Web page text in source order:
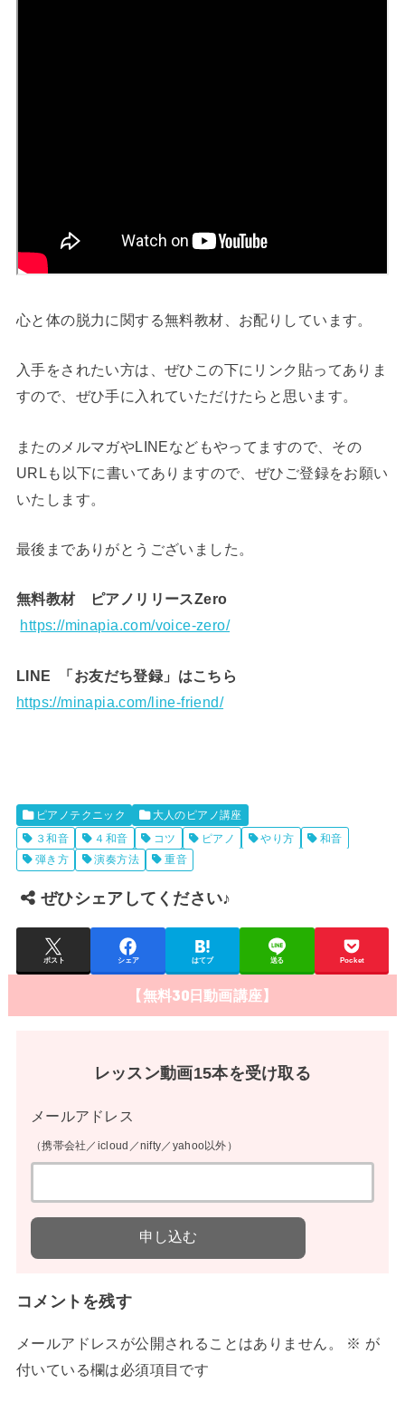
心と体の脱力に関する無料教材、お配りしています。
入手をされたい方は、ぜひこの下にリンク貼ってありま
すので、ぜひ手に入れていただけたらと思います。
またのメルマガやLINEなどもやってますので、その
URLも以下に書いてありますので、ぜひご登録をお願い
いたします。
最後までありがとうございました。
無料教材 ピアノリリースZero
https://minapia.com/voice-zero/
LINE 「お友だち登録」はこちら
https://minapia.com/line-friend/
ピアノテクニック
大人のピアノ講座
３和音
４和音 コツ ピアノ やり方
和音
弾き方
演奏方法 重音
ぜひシェアしてください♪
ポスト シェア はてブ 送る Pocket
【無料30日動画講座】
レッスン動画15本を受け取る
メールアドレス
（携帯会社／icloud／nifty／yahoo以外）
コメントを残す
メールアドレスが公開されることはありません。 ※ が
付いている欄は必須項目です